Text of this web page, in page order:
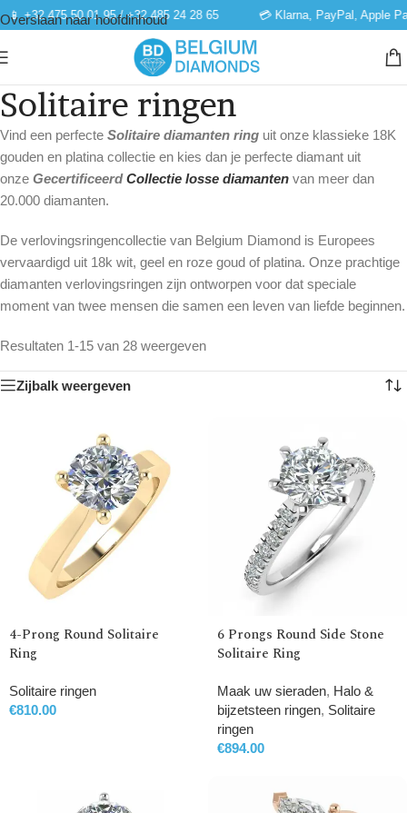
Overslaan naar hoofdinhoud
475 50 01 95 / +32 485 24 28 65 💳 Klarna, PayPal, Apple Pay &
Solitaire ringen
Vind een perfecte Solitaire diamanten ring uit onze klassieke 18K
gouden en platina collectie en kies dan je perfecte diamant uit
onze GecertificeerdCollectie losse diamanten van meer dan
20.000 diamanten.
De verlovingsringencollectie van Belgium Diamond is Europees
vervaardigd uit 18k wit, geel en roze goud of platina. Onze prachtige
diamanten verlovingsringen zijn ontworpen voor dat speciale
moment van twee mensen die samen een leven van liefde beginnen.
Resultaten 1-15 van 28 weergeven
Zijbalk weergeven
4-Prong Round Solitaire
Ring
Solitaire ringen
€810.00
6 Prongs Round Side Stone
Solitaire Ring
Maak uw sieraden, Halo &
bijzetsteen ringen, Solitaire
ringen
€894.00